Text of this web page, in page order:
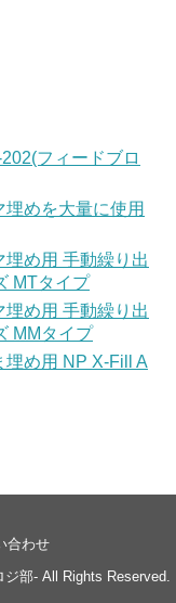
フィードブロ
めを大量に使用
め用 手動繰り出
MTタイプ
め用 手動繰り出
MMタイプ
埋め用 NP X-Fill A
合わせ
ジ部- All Rights Reserved.